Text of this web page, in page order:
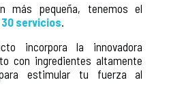
más pequeña, tenemos el
30 servicios
incorpora la innovadora
con ingredientes altamente
estimular tu fuerza al